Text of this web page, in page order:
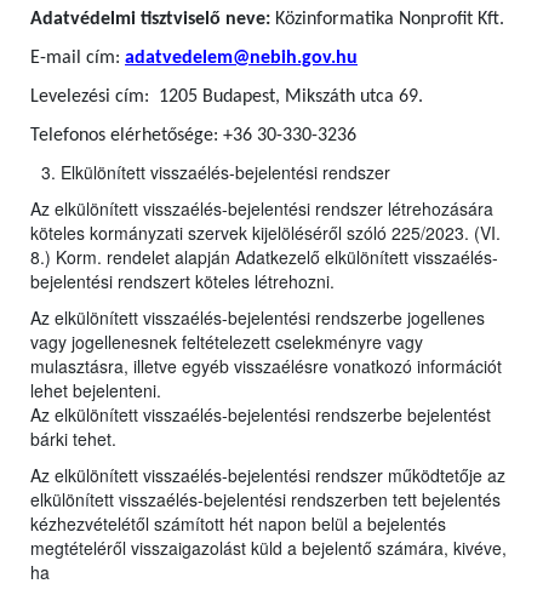
Adatvédelmi tisztviselő neve: Közinformatika Nonprofit Kft.
E-mail cím: adatvedelem@nebih.gov.hu
Levelezési cím: 1205 Budapest, Mikszáth utca 69.
Telefonos elérhetősége: +36 30-330-3236
Elkülönített visszaélés-bejelentési rendszer
Az elkülönített visszaélés-bejelentési rendszer létrehozására
köteles kormányzati szervek kijelöléséről szóló 225/2023. (VI.
8.) Korm. rendelet alapján Adatkezelő elkülönített visszaélés-
bejelentési rendszert köteles létrehozni.
Az elkülönített visszaélés-bejelentési rendszerbe jogellenes
vagy jogellenesnek feltételezett cselekményre vagy
mulasztásra, illetve egyéb visszaélésre vonatkozó információt
lehet bejelenteni.
Az elkülönített visszaélés-bejelentési rendszerbe bejelentést
bárki tehet.
Az elkülönített visszaélés-bejelentési rendszer működtetője az
elkülönített visszaélés-bejelentési rendszerben tett bejelentés
kézhezvételétől számított hét napon belül a bejelentés
megtételéről visszaigazolást küld a bejelentő számára, kivéve,
ha